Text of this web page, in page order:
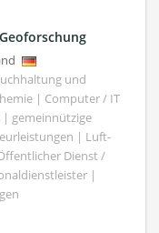
und
| Computer / IT
| gemeinnützige
| Luft-
Dienst /
|